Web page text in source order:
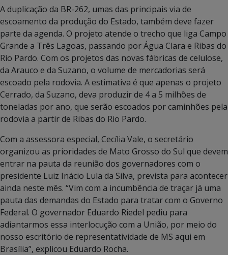
A duplicação da BR-262, umas das principais via de
escoamento da produção do Estado, também deve fazer
parte da agenda. O projeto atende o trecho que liga Campo
Grande a Três Lagoas, passando por Água Clara e Ribas do
Rio Pardo. Com os projetos das novas fábricas de celulose,
da Arauco e da Suzano, o volume de mercadorias será
escoado pela rodovia. A estimativa é que apenas o projeto
Cerrado, da Suzano, deva produzir de 4 a 5 milhões de
toneladas por ano, que serão escoados por caminhões pela
rodovia a partir de Ribas do Rio Pardo.
Com a assessora especial, Cecília Vale, o secretário
organizou as prioridades de Mato Grosso do Sul que devem
entrar na pauta da reunião dos governadores com o
presidente Luiz Inácio Lula da Silva, prevista para acontecer
ainda neste mês. “Vim com a incumbência de traçar já uma
pauta das demandas do Estado para tratar com o Governo
Federal. O governador Eduardo Riedel pediu para
adiantarmos essa interlocução com a União, por meio do
nosso escritório de representatividade de MS aqui em
Brasília”, explicou Eduardo Rocha.